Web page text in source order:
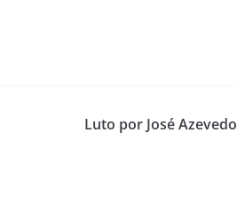
Luto por José Azevedo